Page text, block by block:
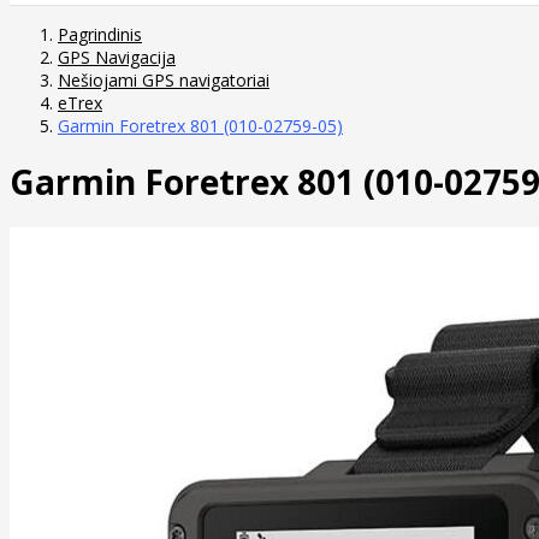
Pagrindinis
GPS Navigacija
Nešiojami GPS navigatoriai
eTrex
Garmin Foretrex 801 (010-02759-05)
Garmin Foretrex 801 (010-